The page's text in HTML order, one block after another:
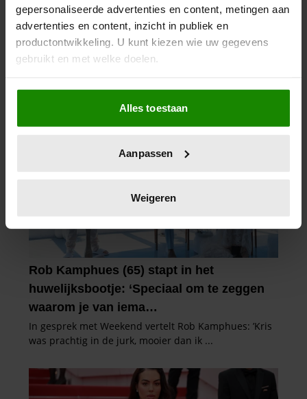
gepersonaliseerde advertenties en content, metingen aan
advertenties en content, inzicht in publiek en
productontwikkeling. U kunt kiezen wie uw gegevens
gebruikt en met welke doelen.
Als u het toestaat, willen we ook graag:
Informatie verzamelen over uw geografische
locatie, die tot een paar meter nauwkeurig kan zijn
scannen op specifieke eigenschappen (fingerprinting)
verwerkt en stel uw voorkeuren in het
intrekken in de Cookieverklaring.
We gebruiken cookies om content en advertenties te
personaliseren, om functies voor social media te bieden
en om ons websiteverkeer te analyseren. Ook delen we
informatie over uw gebruik van onze site met onze
partners voor social media, adverteren en analyse. Deze
partners kunnen deze gegevens combineren met andere
verzameld op basis van uw gebruik van hun services. U
gaat akkoord met onze cookies als u onze website blijft
Alles toestaan
Aanpassen
Weigeren